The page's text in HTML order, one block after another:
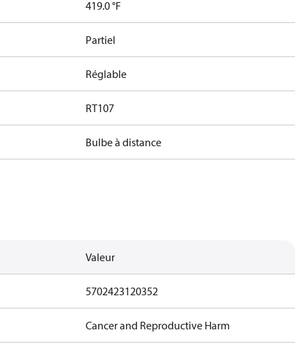
419.0 °F
Partiel
Réglable
RT107
Bulbe à distance
Valeur
5702423120352
Cancer and Reproductive Harm